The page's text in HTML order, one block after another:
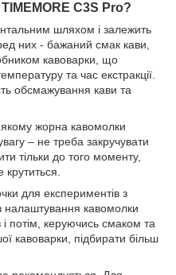
C3S Pro?
шляхом і залежить
них - бажаний смак кави,
кавоварки, що
та час екстракції.
обсмажування кави та
жорна кавомолки
– не треба закручувати
тільки до того моменту,
крутиться.
для експериментів з
кавомолки
потім, керуючись смаком та
кавоварки, підбирати більш